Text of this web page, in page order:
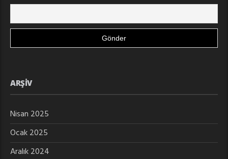
ARŞIV
Nisan 2025
Ocak 2025
Aralık 2024